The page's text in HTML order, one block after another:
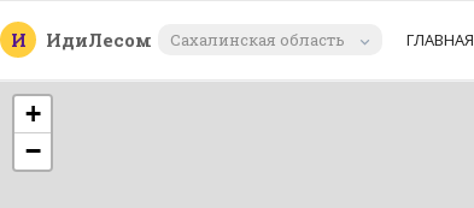
И ИдиЛесом Сахалинская область ГЛАВНАЯ
+
−